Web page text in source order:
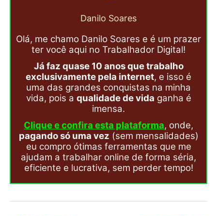
Danilo Soares
Olá, me chamo Danilo Soares e é um prazer
ter você aqui no Trabalhador Digital!
Já faz quase 10 anos que trabalho
exclusivamente pela internet, e isso é
uma das grandes conquistas na minha
vida, pois a qualidade de vida ganha é
imensa.
Clique e confira esta plataforma, onde,
pagando só uma vez (sem mensalidades)
eu compro ótimas ferramentas que me
ajudam a trabalhar online de forma séria,
eficiente e lucrativa, sem perder tempo!